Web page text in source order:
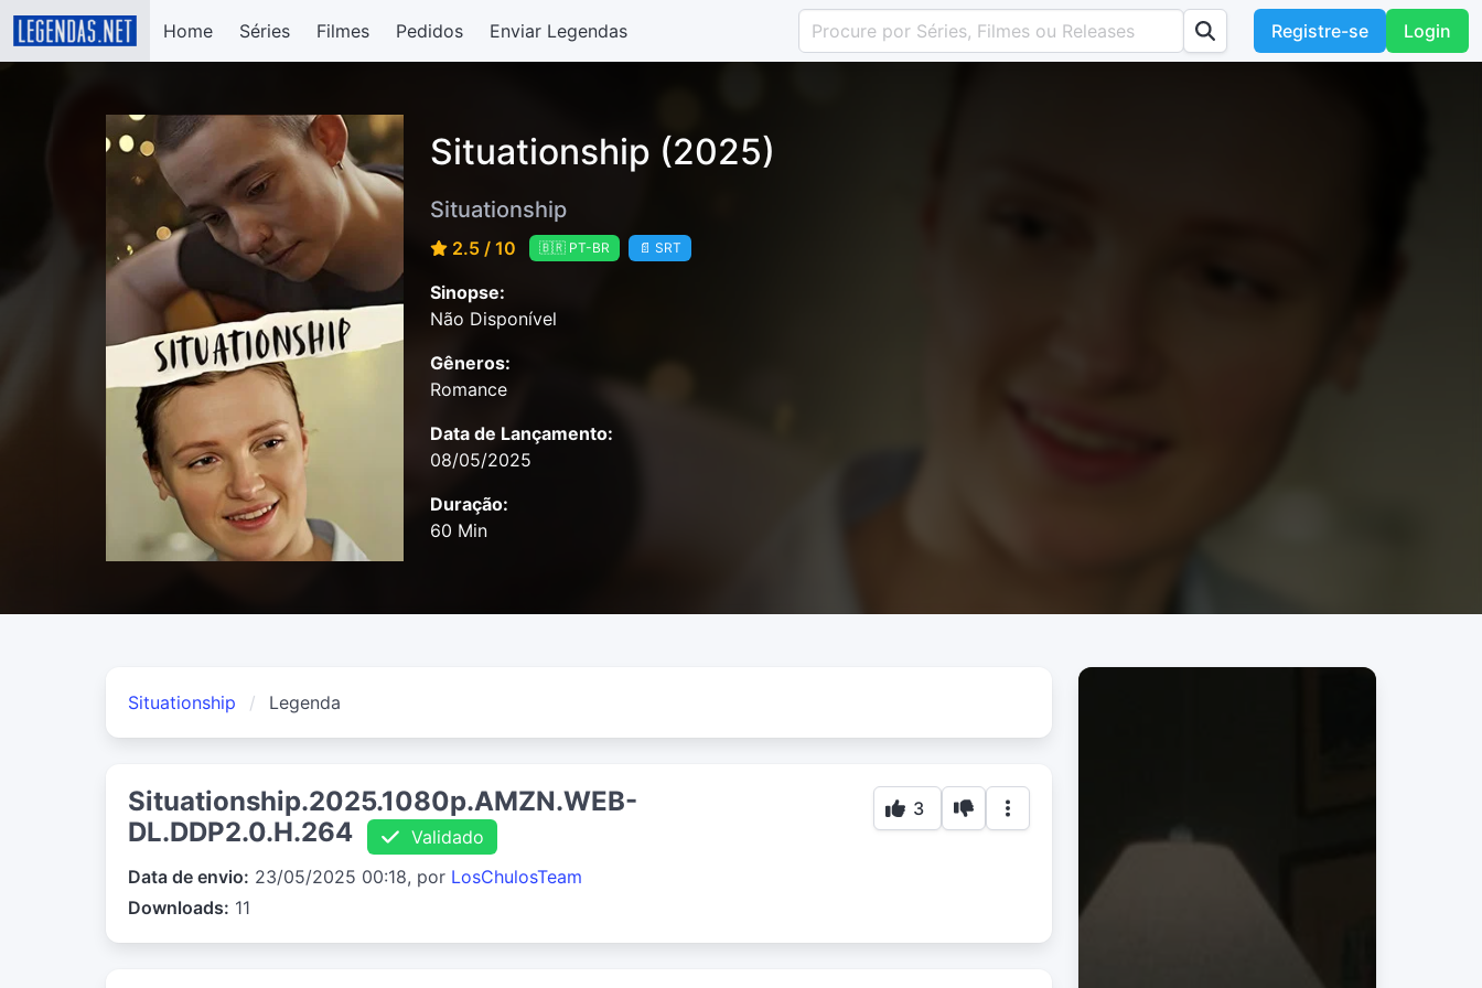
Home Séries Filmes Pedidos Enviar Legendas Registre-se Login
Situationship (2025)
Situationship
2.5 / 10 🇧🇷 PT-BR 📄 SRT
Sinopse:
Não Disponível
Gêneros:
Romance
Data de Lançamento:
08/05/2025
Duração:
60 Min
Situationship Legenda
Situationship.2025.1080p.AMZN.WEB-
DL.DDP2.0.H.264
Validado
Data de envio: 23/05/2025 00:18, por LosChulosTeam
Downloads: 11
3